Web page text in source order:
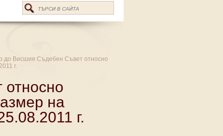
до Висшия Съдебен Съвет относно
г.
на
г.